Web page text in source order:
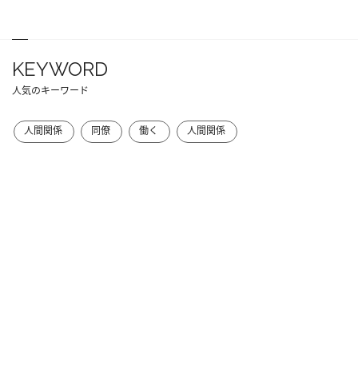
KEYWORD
人気のキーワード
人間関係 同僚 働く 人間関係